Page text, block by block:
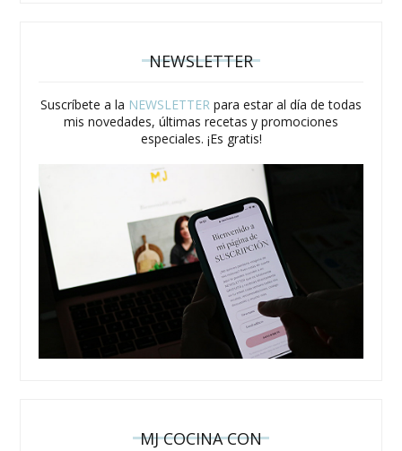
NEWSLETTER
Suscríbete a la NEWSLETTER para estar al día de todas
mis novedades, últimas recetas y promociones
especiales. ¡Es gratis!
MJ COCINA CON